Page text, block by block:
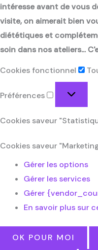
intéresse avant de vous
visite, on aimerait bien
diététiques et
soin dans nos ateliers...
Cookies fonctionnel
Préférences
Cookies saveur
Cookies saveur
Gérer les options
Gérer les services
Gérer
En savoir plus sur
OK POUR MOI